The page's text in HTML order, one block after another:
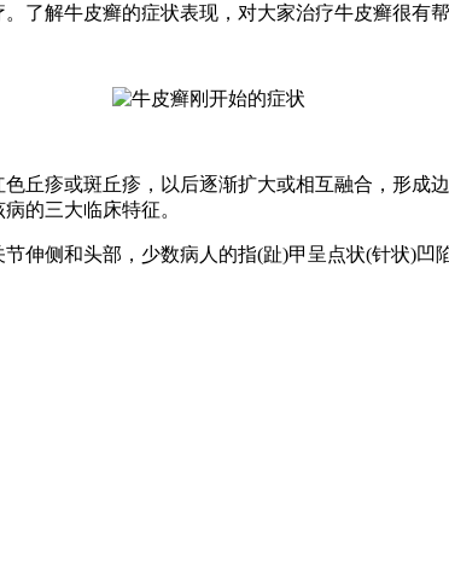
了解牛皮癣的症状表现，对大家治疗牛皮癣很有帮
疹或斑丘疹，以后逐渐扩大或相互融合，形成
的三大临床特征。
侧和头部，少数病人的指(趾)甲呈点状(针状)凹